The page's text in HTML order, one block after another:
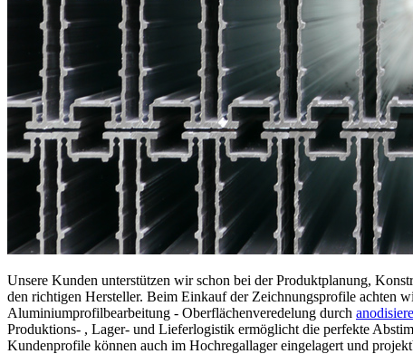
Unsere Kunden unterstützen wir schon bei der Produktplanung,
den richtigen Hersteller. Beim Einkauf der Zeichnungsprofile achten
Aluminiumprofilbearbeitung - Oberflächenveredelung durch
Produktions- , Lager- und Lieferlogistik ermöglicht die perfekte
Kundenprofile können auch im Hochregallager eingelagert und